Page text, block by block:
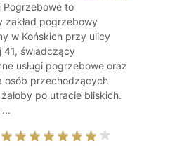
Pogrzebowe to
zakład pogrzebowy
w Końskich przy ulicy
41, świadczący
usługi pogrzebowe oraz
osób przechodzących
po utracie bliskich.